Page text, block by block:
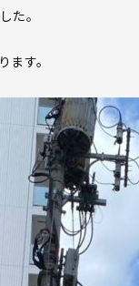
た。
す。